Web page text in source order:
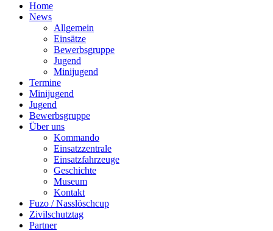
Home
News
Allgemein
Einsätze
Bewerbsgruppe
Jugend
Minijugend
Termine
Minijugend
Jugend
Bewerbsgruppe
Über uns
Kommando
Einsatzzentrale
Einsatzfahrzeuge
Geschichte
Museum
Kontakt
Fuzo / Nasslöschcup
Zivilschutztag
Partner